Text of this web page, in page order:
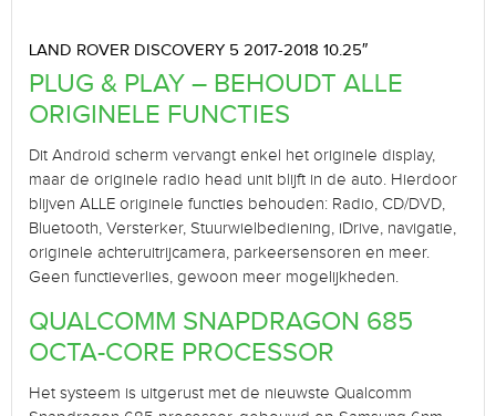
LAND ROVER DISCOVERY 5 2017-2018 10.25″
PLUG & PLAY – BEHOUDT ALLE
ORIGINELE FUNCTIES
Dit Android scherm vervangt enkel het originele display,
maar de originele radio head unit blijft in de auto. Hierdoor
blijven ALLE originele functies behouden: Radio, CD/DVD,
Bluetooth, Versterker, Stuurwielbediening, iDrive, navigatie,
originele achteruitrijcamera, parkeersensoren en meer.
Geen functieverlies, gewoon meer mogelijkheden.
QUALCOMM SNAPDRAGON 685
OCTA-CORE PROCESSOR
Het systeem is uitgerust met de nieuwste Qualcomm